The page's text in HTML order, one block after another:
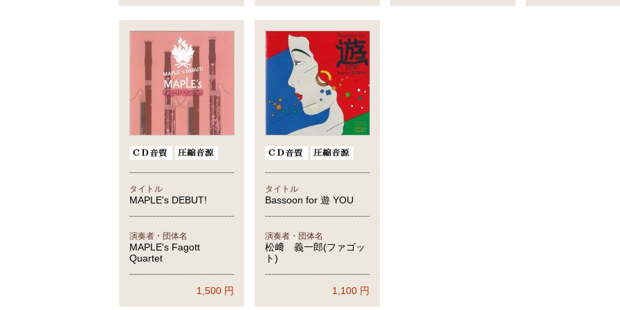
タイトル
MAPLE's DEBUT!
演奏者・団体名
MAPLE's Fagott
Quartet
1,500 円
タイトル
Bassoon for 遊 YOU
演奏者・団体名
松﨑 義一郎(ファゴッ
ト)
1,100 円